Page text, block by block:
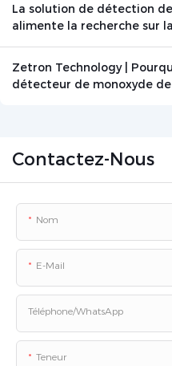
La solution de détection
alimente la recherche sur
Zetron Technology |
détecteur de monoxyde
Contactez-Nous
Nom
E-Mail
Téléphone/WhatsApp
Teneur